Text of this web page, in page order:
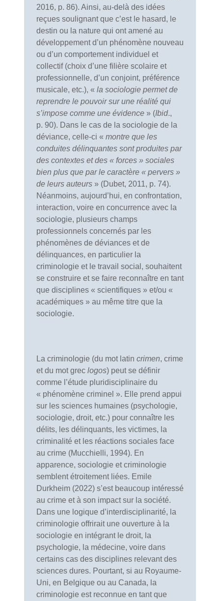
2016, p. 86). Ainsi, au-delà des idées
reçues soulignant que c’est le hasard, le
destin ou la nature qui ont amené au
développement d’un phénomène nouveau
ou d’un comportement individuel et
collectif (choix d’une filière scolaire et
professionnelle, d’un conjoint, préférence
musicale, etc.), « la sociologie permet de
reprendre le pouvoir sur une réalité qui
s’impose comme une évidence » (Ibid.,
p. 90). Dans le cas de la sociologie de la
déviance, celle-ci « montre que les
conduites délinquantes sont produites par
des contextes et des « forces » sociales
bien plus que par le caractère « pervers »
de leurs auteurs » (Dubet, 2011, p. 74).
Néanmoins, aujourd’hui, en confrontation,
interaction, voire en concurrence avec la
sociologie, plusieurs champs
professionnels concernés par les
phénomènes de déviances et de
délinquances, en particulier la
criminologie et le travail social, souhaitent
se construire et se faire reconnaître en tant
que disciplines « scientifiques » et/ou «
académiques » au même titre que la
sociologie.
La criminologie (du mot latin crimen, crime
et du mot grec logos) peut se définir
comme l’étude pluridisciplinaire du
« phénomène criminel ». Elle prend appui
sur les sciences humaines (psychologie,
sociologie, droit, etc.) pour connaître les
délits, les délinquants, les victimes, la
criminalité et les réactions sociales face
au crime (Mucchielli, 1994). En
apparence, sociologie et criminologie
semblent étroitement liées. Emile
Durkheim (2022) s’est beaucoup intéressé
au crime et à son impact sur la société.
Dans une logique d’interdisciplinarité, la
criminologie offrirait une ouverture à la
sociologie en intégrant le droit, la
psychologie, la médecine, voire dans
certains cas des disciplines relevant des
sciences dures. Pourtant, si au Royaume-
Uni, en Belgique ou au Canada, la
criminologie est reconnue en tant que